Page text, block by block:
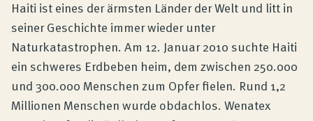
Kontakt
Magazin
Haiti ist eines der ärmsten Länder der Welt und litt in
seiner Geschichte immer wieder unter
Naturkatastrophen. Am 12. Januar 2010 suchte Haiti
ein schweres Erdbeben heim, dem zwischen 250.000
und 300.000 Menschen zum Opfer fielen. Rund 1,2
Millionen Menschen wurde obdachlos. Wenatex